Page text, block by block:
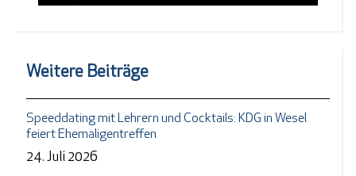
Weitere Beiträge
Speeddating mit Lehrern und Cocktails: KDG in Wesel
feiert Ehemaligentreffen
24. Juli 2026